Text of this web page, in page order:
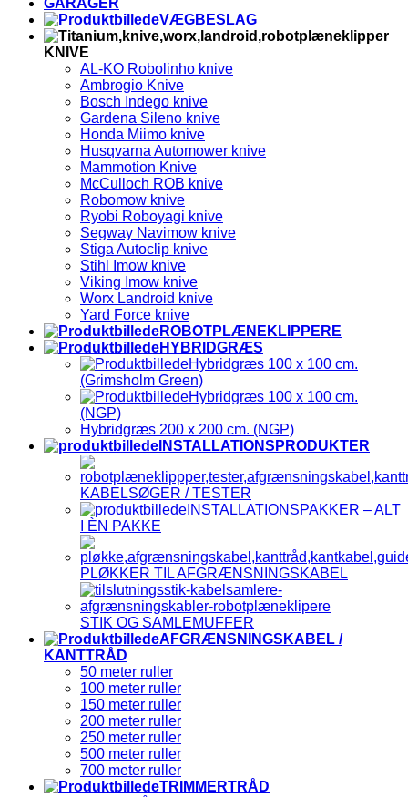
VÆGBESLAG
KNIVE
AL-KO Robolinho knive
Ambrogio Knive
Bosch Indego knive
Gardena Sileno knive
Honda Miimo knive
Husqvarna Automower knive
Mammotion Knive
McCulloch ROB knive
Robomow knive
Ryobi Roboyagi knive
Segway Navimow knive
Stiga Autoclip knive
Stihl Imow knive
Viking Imow knive
Worx Landroid knive
Yard Force knive
ROBOTPLÆNEKLIPPERE
HYBRIDGRÆS
Hybridgræs 100 x 100 cm.
(Grimsholm Green)
Hybridgræs 100 x 100 cm.
(NGP)
Hybridgræs 200 x 200 cm. (NGP)
INSTALLATIONSPRODUKTER
KABELSØGER / TESTER
INSTALLATIONSPAKKER – ALT
I ÈN PAKKE
PLØKKER TIL AFGRÆNSNINGSKABEL
STIK OG SAMLEMUFFER
AFGRÆNSNINGSKABEL /
KANTTRÅD
50 meter ruller
100 meter ruller
150 meter ruller
200 meter ruller
250 meter ruller
500 meter ruller
700 meter ruller
TRIMMERTRÅD